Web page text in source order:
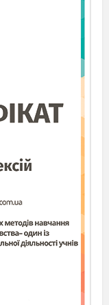
і т.д.
Україна
без
суспільства.
в
світі
активну
житті,